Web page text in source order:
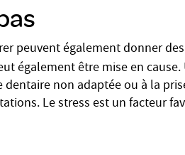
peuvent également donner
également être mise en
non adaptée ou à la
Le stress est un facteur